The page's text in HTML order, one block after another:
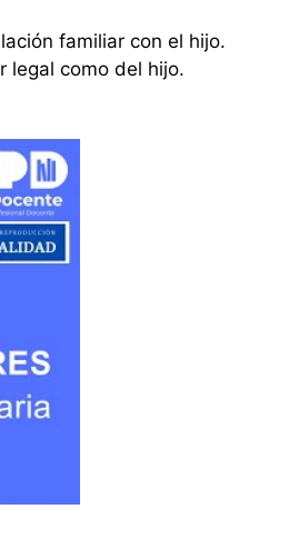
familiar con el hijo.
legal como del hijo.